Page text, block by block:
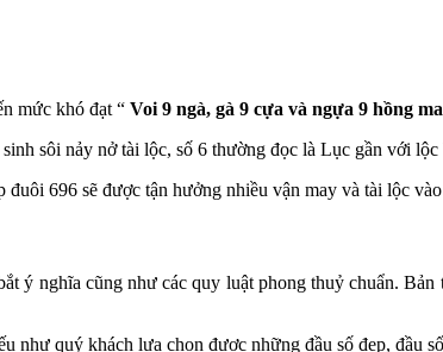
mức khó đạt “ Voi 9 ngà, gà 9 cựa và ngựa 9 hồng
sôi nảy nở tài lộc, số 6 thường đọc là Lục gần với
đuôi 696 sẽ được tận hưởng nhiều vận may và tài lộc
ý nghĩa cũng như các quy luật phong thuỷ chuẩn.
như quý khách lựa chọn được những đầu số đẹp, đầu